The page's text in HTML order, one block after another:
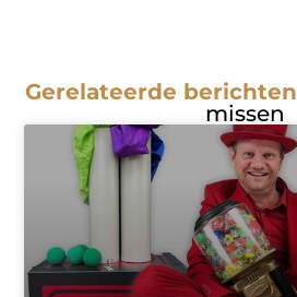
Gerelateerde berichten
missen